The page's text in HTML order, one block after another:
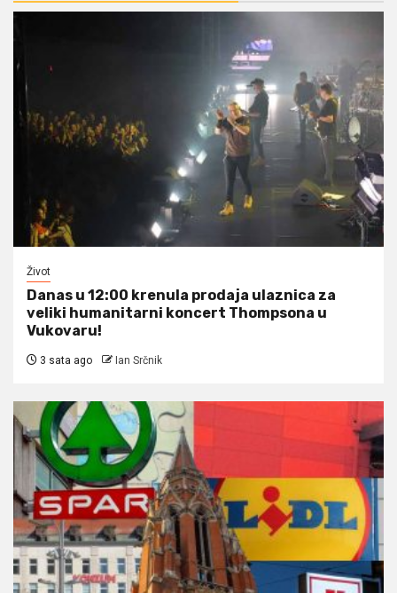
Život
Danas u 12:00 krenula prodaja ulaznica za
veliki humanitarni koncert Thompsona u
Vukovaru!
3 sata ago Ian Srčnik